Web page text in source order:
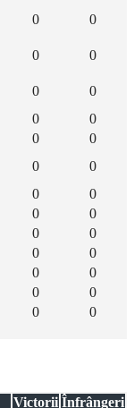
0 0
0 0
0
0
0
0
0
0
0
0
0
0
0
0
0
0
0
0
0
0
0
0
0
0
Victorii Înfrângeri